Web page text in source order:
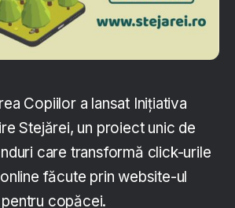
Copiilor a lansat Inițiativa
Stejărei, un proiect unic de
care transformă click-urile
făcute prin website-ul
copăcei.